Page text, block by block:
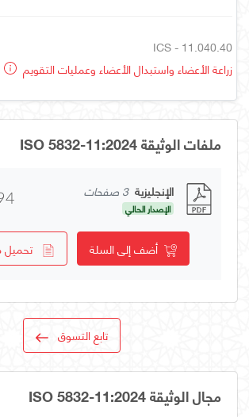
ICS - 11.040.40
زراعة الأعضاء واستبدال الأعضاء وعمليات التقويم
ملفات الوثيقة ISO 5832-11:2024
الإنجليزية 3 صفحات
الإصدار الحالي
أضف إلى السلة تحميل
تابع التسوق
مجال الوثيقة ISO 5832-11:2024